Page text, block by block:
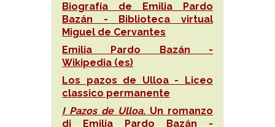
Biografía de Emilia Pardo
Bazán - Biblioteca virtual
Miguel de Cervantes
Emilia Pardo Bazán -
Wikipedia (es)
Los pazos de Ulloa - Liceo
classico permanente
I Pazos de Ulloa. Un romanzo
di Emilia Pardo Bazán -